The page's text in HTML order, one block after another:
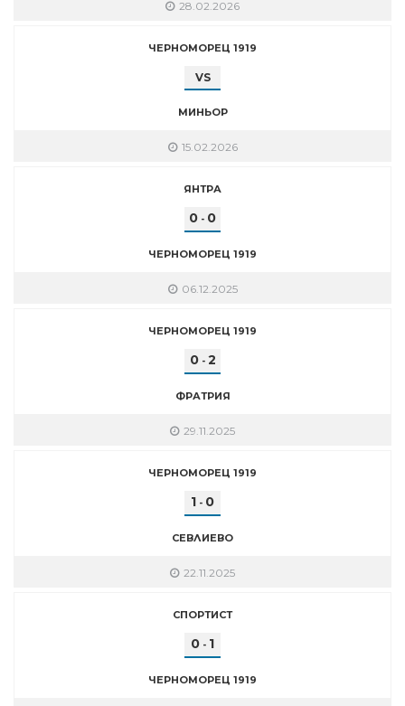
28.02.2026
ЧЕРНОМОРЕЦ 1919
VS
МИНЬОР
15.02.2026
ЯНТРА
0 - 0
ЧЕРНОМОРЕЦ 1919
06.12.2025
ЧЕРНОМОРЕЦ 1919
0- 2
ФРАТРИЯ
29.11.2025
ЧЕРНОМОРЕЦ 1919
1 - 0
СЕВЛИЕВО
22.11.2025
СПОРТИСТ
0 - 1
ЧЕРНОМОРЕЦ 1919